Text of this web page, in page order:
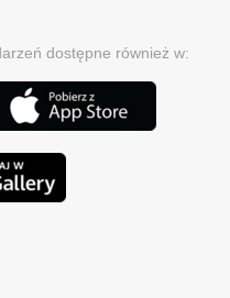
dostępne również w: